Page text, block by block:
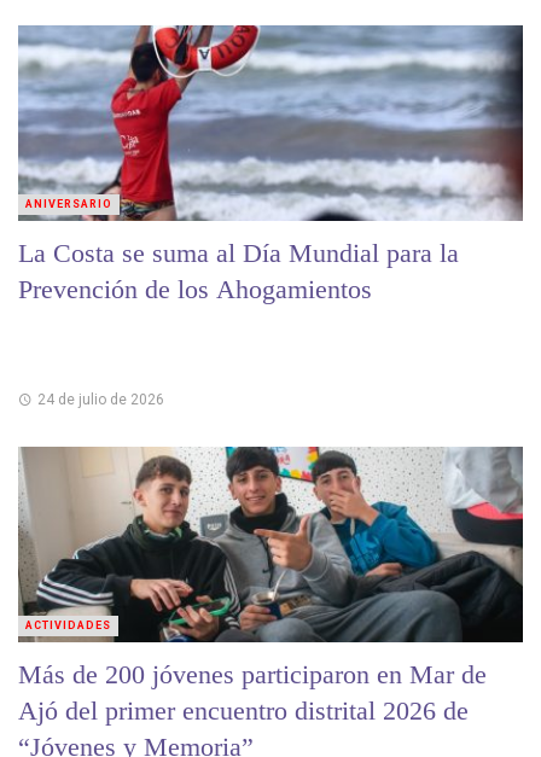
La Costa se suma al Día Mundial para la
Prevención de los Ahogamientos
24 de julio de 2026
ANIVERSARIO
Más de 200 jóvenes participaron en Mar de
Ajó del primer encuentro distrital 2026 de
“Jóvenes y Memoria”
ACTIVIDADES